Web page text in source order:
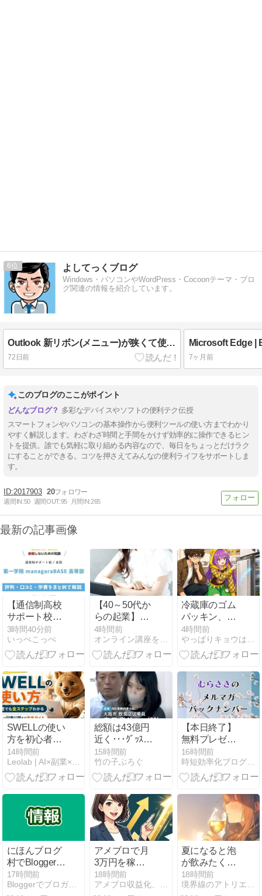
6 よしてっくブログ
Windows・パソコンやWordPress・Cocoonテーマ・ブロ
グ関連の情報を紹介しています。
Outlook 新リボン(メニュー)が狭くて使いにくい｜広いクラシックリボンに戻す方法
72日前 7ヶ月前
このブログのここがポイント
多彩なデバイスやソフトの便利テク伝授
スマートフォンやパソコンの基本操作から便利ツールの使い方までわかり
やすく解説します。わざわざ時間と手間をかけず効率的に操作できるヒン
トを提供。誰でも気軽に取り組める内容なので、毎日をちょっとだけラク
にすることができる。コツを押さえてみんなの便利ライフをサポートしま
す。
2017903 20
週間IN:50 週間OUT:95 月間IN:265
最新の記事画像
【通信制高校
サポート校】
第一学院
managaraBASE
高等部の評判
学を解説
3時間40分前
いっぺこっぺ
【40～50代か
らの起業】最
強な３つの理
由
4時間前
冷蔵庫のゴム
パッキン、最
後に掃除した
のはいつです
か？ 数ミリの
気が静かに逃
げ続けていた
件
4時間前
SWELLの使い
方を初心者向
けに解説｜記
事を書く基本
操作と便利ブ
最新】
14時間前
総額は43億円
近く･･･ｸﾞｯｽﾞ
大量注文､ｷｬﾝｾ
ﾙ繰り返した女
性逮捕
15時間前
竹の子ぶろぐ
【本日終了】
無料プレゼン
ト企画は今日
まで
16時間前
時短効率化ブログのズボラボ
にほんブログ
村でBloggerの
記事が取得で
きない問題発
17時間前
Bloggerでブロガーになろう
アメブロで月
3万円を稼ぐ
までに私が犯
した数々の致
18時間前
アメブロ収益化、最短で成果を出す裏技
夏になると泡
が飲みたくな
るよな
18時間前
境界線のアトリエ -The Muted World-